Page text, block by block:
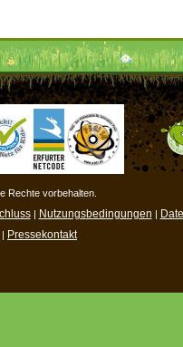
Rechte vorbehalten.
| Nutzungsbedingungen |
| Pressekontakt